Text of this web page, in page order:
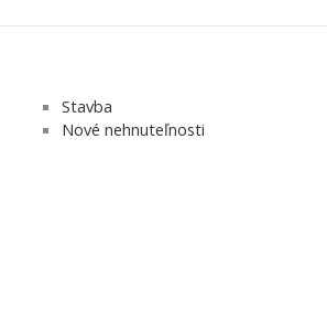
Stavba
Nové nehnuteľnosti